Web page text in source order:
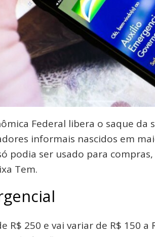
Federal libera o saque da
informais nascidos em
podia ser usado para
Tem.
R$ 250 e vai variar de R$ 150